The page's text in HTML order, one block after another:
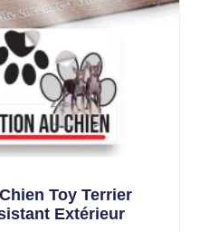
Toy Terrier
Extérieur